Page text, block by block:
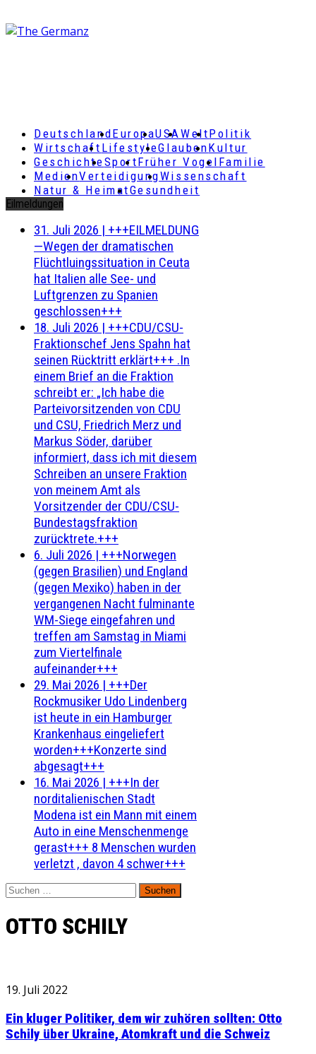
DeutschlandEuropaUSAWeltPolitik
Wirtschaft LifestyleGlaubenKultur
GeschichteSportFrüher Vogel Familie
MedienVerteidigungWissenschaft
Natur & HeimatGesundheit
Eilmeldungen
31. Juli 2026 | +++EILMELDUNG
—Wegen der dramatischen
Flüchtluingssituation in Ceuta
hat Italien alle See- und
Luftgrenzen zu Spanien
geschlossen+++
18. Juli 2026 | +++CDU/CSU-
Fraktionschef Jens Spahn hat
seinen Rücktritt erklärt+++ .In
einem Brief an die Fraktion
schreibt er: „Ich habe die
Parteivorsitzenden von CDU
und CSU, Friedrich Merz und
Markus Söder, darüber
informiert, dass ich mit diesem
Schreiben an unsere Fraktion
von meinem Amt als
Vorsitzender der CDU/CSU-
Bundestagsfraktion
zurücktrete.+++
6. Juli 2026 | +++Norwegen
(gegen Brasilien) und England
(gegen Mexiko) haben in der
vergangenen Nacht fulminante
WM-Siege eingefahren und
treffen am Samstag in Miami
zum Viertelfinale
aufeinander+++
29. Mai 2026 | +++Der
Rockmusiker Udo Lindenberg
ist heute in ein Hamburger
Krankenhaus eingeliefert
worden+++Konzerte sind
abgesagt+++
16. Mai 2026 | +++In der
norditalienischen Stadt
Modena ist ein Mann mit einem
Auto in eine Menschenmenge
gerast+++ 8 Menschen wurden
verletzt , davon 4 schwer+++
Suchen
nach:
OTTO SCHILY
19. Juli 2022
Ein kluger Politiker, dem wir zuhören sollten: Otto
Schily über Ukraine, Atomkraft und die Schweiz